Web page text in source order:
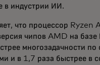
в индустрии ИИ.
что процессор Ryzen
чипов AMD на
многозадачности по
и в 1,7 раза быстрее в